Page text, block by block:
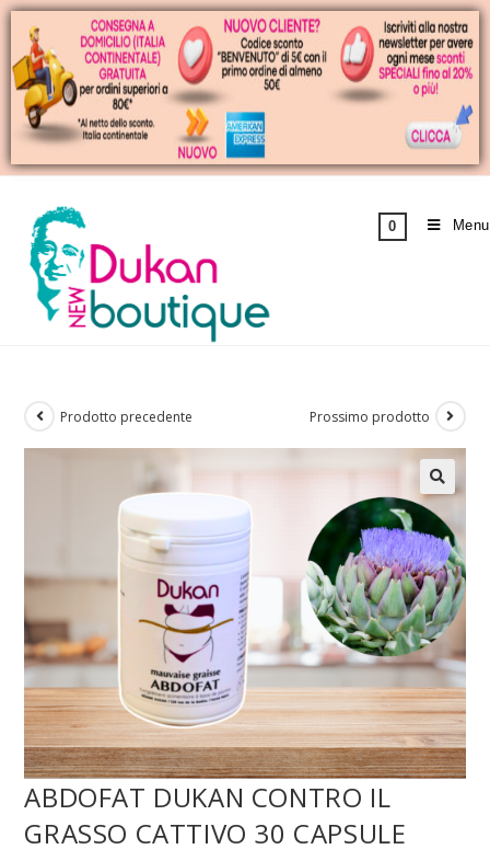
0 Menu
Prodotto precedente Prossimo prodotto
ABDOFAT DUKAN CONTRO IL
GRASSO CATTIVO 30 CAPSULE